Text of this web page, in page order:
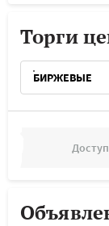
Торги
БИРЖЕВЫЕ